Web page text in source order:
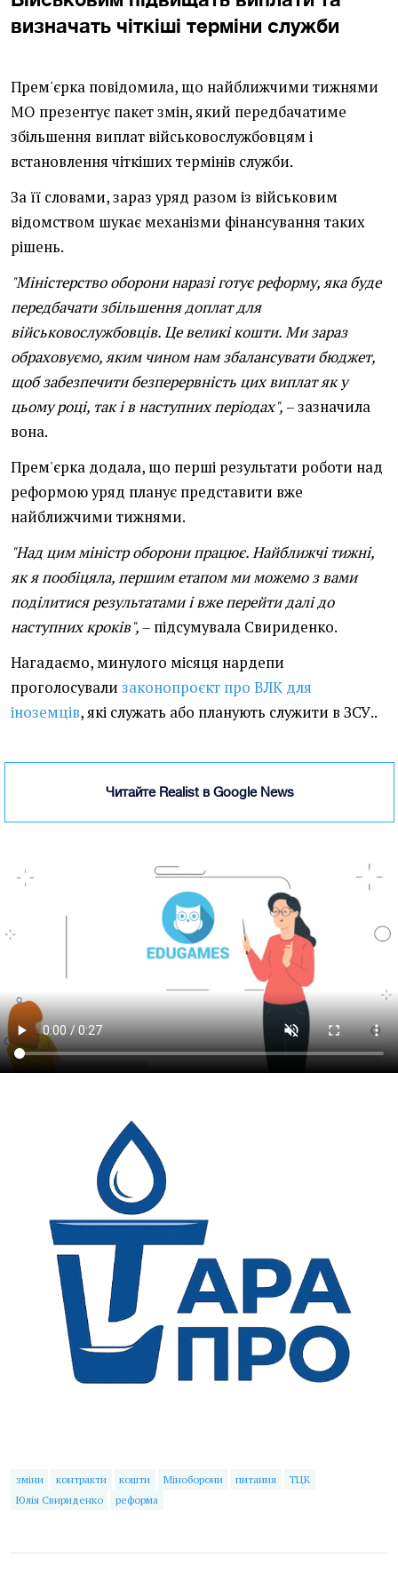
визначать чіткіші терміни служби
Прем'єрка повідомила, що найближчими тижнями
МО презентує пакет змін, який передбачатиме
збільшення виплат військовослужбовцям і
встановлення чіткіших термінів служби.
За її словами, зараз уряд разом із військовим
відомством шукає механізми фінансування таких
рішень.
"Міністерство оборони наразі готує реформу, яка буде
передбачати збільшення доплат для
військовослужбовців. Це великі кошти. Ми зараз
обраховуємо, яким чином нам збалансувати бюджет,
щоб забезпечити безперервність цих виплат як у
цьому році, так і в наступних періодах", – зазначила
вона.
Прем'єрка додала, що перші результати роботи над
реформою уряд планує представити вже
найближчими тижнями.
"Над цим міністр оборони працює. Найближчі тижні,
як я пообіцяла, першим етапом ми можемо з вами
поділитися результатами і вже перейти далі до
наступних кроків", – підсумувала Свириденко.
Нагадаємо, минулого місяця нардепи
проголосували законопроєкт про ВЛК для
іноземців, які служать або планують служити в ЗСУ..
Читайте Realist в Google News
зміни контракти кошти Міноборони питання
ТЦК
Юлія Свириденко
реформа